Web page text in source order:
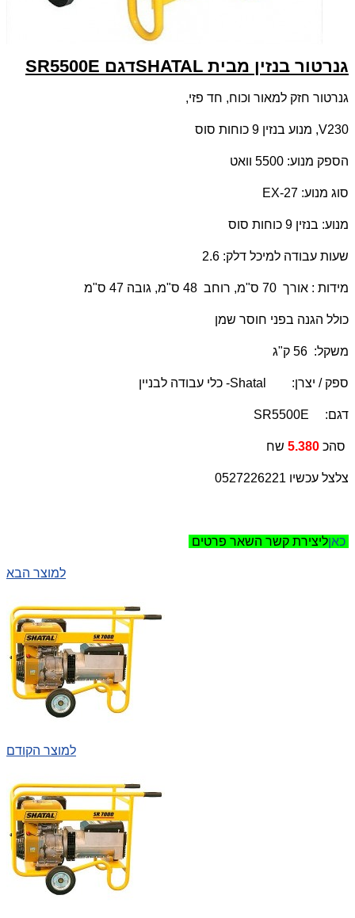
גנרטור בנזין מבית SHATALדגם SR5500E
גנרטור חזק למאור וכוח, חד פזי,
230
V, מנוע בנזין 9 כוחות סוס
הספק מנוע: 5500 וואט
סוג מנוע: EX-27
מנוע: בנזין 9 כוחות סוס
שעות עבודה למיכל דלק: 2.6
מידות : אורך 70 ס"מ, רוחב 48 ס"מ, גובה 47 ס"מ
כולל הגנה בפני חוסר שמן
משקל: 56 ק"ג
ספק / יצרן: Shatal- כלי עבודה לבניין
דגם: SR5500E
סהכ 5.380
צלצל עכשיו 0527226221
ליצירת קשר השאר פרטיםכאן
למוצר הבא
למוצר הקודם